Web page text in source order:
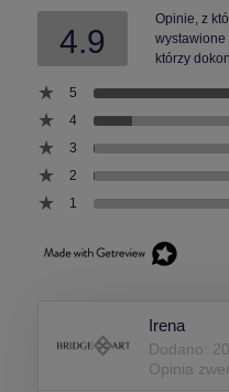
4.9
Opinie, z
wystawione
którzy
5
4
3
2
1
Irena
Dodano:
Opinia